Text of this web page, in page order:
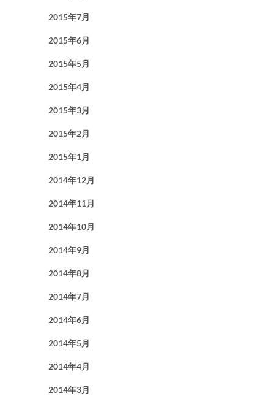
2015年7月
2015年6月
2015年5月
2015年4月
2015年3月
2015年2月
2015年1月
2014年12月
2014年11月
2014年10月
2014年9月
2014年8月
2014年7月
2014年6月
2014年5月
2014年4月
2014年3月